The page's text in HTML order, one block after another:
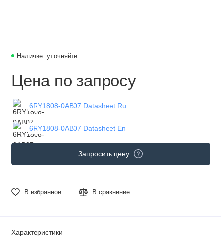
Наличие: уточняйте
Цена по запросу
6RY1808-0AB07 Datasheet Ru
6RY1808-0AB07 Datasheet En
Запросить цену
В избранное В сравнение
Характеристики